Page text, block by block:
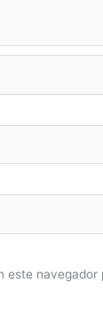
este navegador